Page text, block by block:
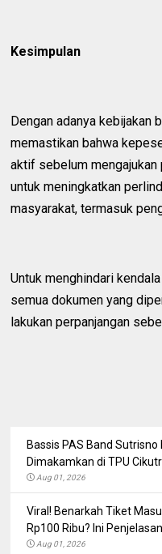
Kesimpulan
Dengan adanya kebijakan
memastikan bahwa
aktif sebelum mengajukan
untuk meningkatkan
masyarakat, termasuk
Untuk menghindari
semua dokumen yang
lakukan perpanjangan
Bassis PAS Band Sutrisno
Dimakamkan di TPU
Aug 01, 2026
Viral! Benarkah Tiket
Rp100 Ribu? Ini
Aug 01, 2026